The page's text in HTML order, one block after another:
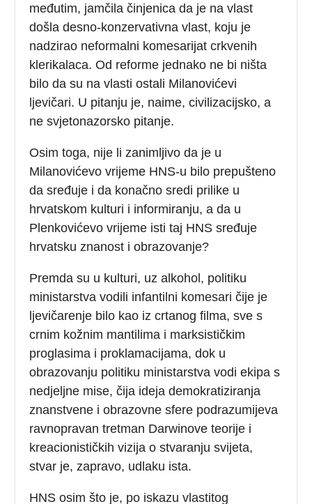
međutim, jamčila činjenica da je na vlast
došla desno-konzervativna vlast, koju je
nadzirao neformalni komesarijat crkvenih
klerikalaca. Od reforme jednako ne bi ništa
bilo da su na vlasti ostali Milanovićevi
ljevičari. U pitanju je, naime, civilizacijsko, a
ne svjetonazorsko pitanje.
Osim toga, nije li zanimljivo da je u
Milanovićevo vrijeme HNS-u bilo prepušteno
da sređuje i da konačno sredi prilike u
hrvatskom kulturi i informiranju, a da u
Plenkovićevo vrijeme isti taj HNS sređuje
hrvatsku znanost i obrazovanje?
Premda su u kulturi, uz alkohol, politiku
ministarstva vodili infantilni komesari čije je
ljevičarenje bilo kao iz crtanog filma, sve s
crnim kožnim mantilima i marksističkim
proglasima i proklamacijama, dok u
obrazovanju politiku ministarstva vodi ekipa s
nedjeljne mise, čija ideja demokratiziranja
znanstvene i obrazovne sfere podrazumijeva
ravnopravan tretman Darwinove teorije i
kreacionističkih vizija o stvaranju svijeta,
stvar je, zapravo, udlaku ista.
HNS osim što je, po iskazu vlastitog